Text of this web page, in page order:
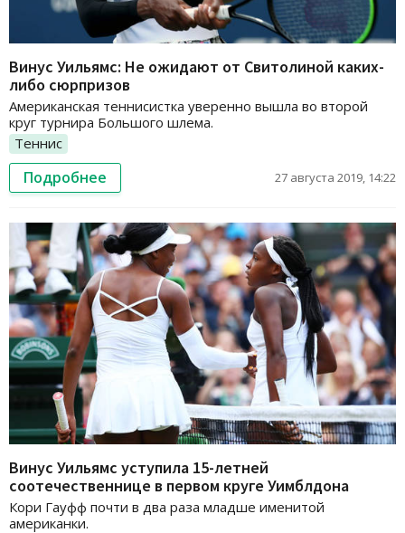
Винус Уильямс: Не ожидают от Свитолиной каких-
либо сюрпризов
Американская теннисистка уверенно вышла во второй
круг турнира Большого шлема.
Теннис
Подробнее 27 августа 2019, 14:22
Винус Уильямс уступила 15-летней
соотечественнице в первом круге Уимблдона
Кори Гауфф почти в два раза младше именитой
американки.